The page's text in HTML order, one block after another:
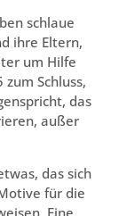
schlaue
ihre Eltern,
um Hilfe
Schluss,
das
außer
das sich
für die
Eine